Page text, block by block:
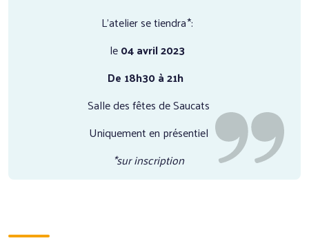
L’atelier se tiendra *:
le04 avril 2023
De 18h30 à 21h
Salle des fêtes de Saucats
Uniquement en présentiel
*sur inscription